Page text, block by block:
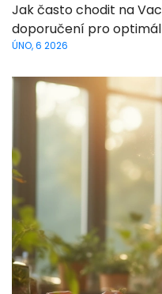
Jak často chodit na
doporučení pro
ÚNO, 6 2026